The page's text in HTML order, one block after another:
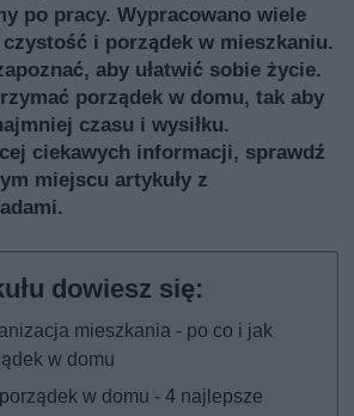
po pracy. Wypracowano wiele
i porządek w mieszkaniu.
aby ułatwić sobie życie.
porządek w domu, tak aby
czasu i wysiłku.
ciekawych informacji, sprawdź
miejscu artykuły z
.
mieszkania - po co i jak
w domu
w domu - 4 najlepsze